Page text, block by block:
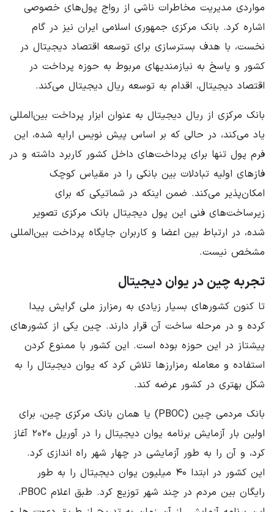
مواردی مدیریت مخاطرات ناشی از رواج پول‌های خصوصی
اشاره کرد. بانک مرکزی جمهوری اسلامی ایران نیز در گام
نخست، با هدف بسترسازی برای توسعه اقتصاد دیجیتال در
کشور و پاسخ به نیازمندیهای مربوط به حوزه پرداخت در
اقتصاد دیجیتال، اقدام به توسعه ریال دیجیتال می‌کند.
بانک مرکزی از ریال دیجیتال به عنوان ابزار پرداخت بین‌المللی
یاد می‌کند، در حالی که بر اساس پیش نویس ارایه شده، این
فرم پول تنها برای پرداخت‌های داخل کشور کاربرد داشته و در
فازهای اولیه تبادلات بین بانکی را در مقیاس کوچک
امکان‌پذیر می‌کند. ضمن اینکه در شماتیکی که برای
زیرساخت‌های فنی این پول دیجیتال بانک مرکزی تصویر
شده، در ارتباط بین اعضا و کاربران جایگاه پرداخت بین‌المللی
مشخص نیست.
تجربه چین در یوان دیجیتال
تا کنون کشورهای بسیار زیادی به رمزارز ملی گرایش پیدا
کرده و در مرحله ساخت آن قرار دارند. چین یکی از کشورهای
پیشتاز در این حوزه بوده است. این کشور با ممنوع کردن
استفاده و معامله رمزارزها تلاش کرد که یوان دیجیتال را به
شکل بهتری در کشور عرضه کند.
بانک مردمی چین (PBOC) یا همان بانک مرکزی چین، برای
اولین بار آزمایش برنامه یوان دیجیتال را در آوریل ۲۰۲۰ آغاز
کرد، و آن را به طور آزمایشی در چهار شهر راه اندازی کرد.
این کشور در ابتدا ۴۰ میلیون یوان دیجیتال را به طور
رایگان بین مردم در چند شهر توزیع کرد. طبق اعلام PBOC،